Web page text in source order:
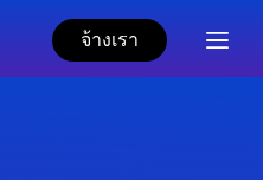
จ้างเรา